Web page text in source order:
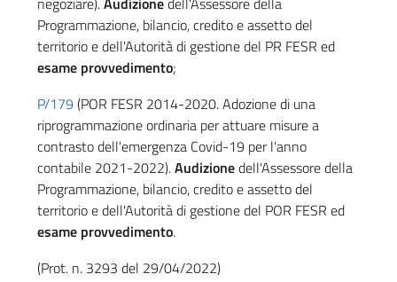
Programmazione, bilancio, credito e assetto del
territorio e dell'Autorità di gestione del PR FESR ed
esame provvedimento;
P/179 (POR FESR 2014-2020. Adozione di una
riprogrammazione ordinaria per attuare misure a
contrasto dell'emergenza Covid-19 per l'anno
contabile 2021-2022).Audizionedell'Assessore della
Programmazione, bilancio, credito e assetto del
territorio e dell'Autorità di gestione del POR FESR ed
esame provvedimento.
(Prot. n. 3293 del 29/04/2022)